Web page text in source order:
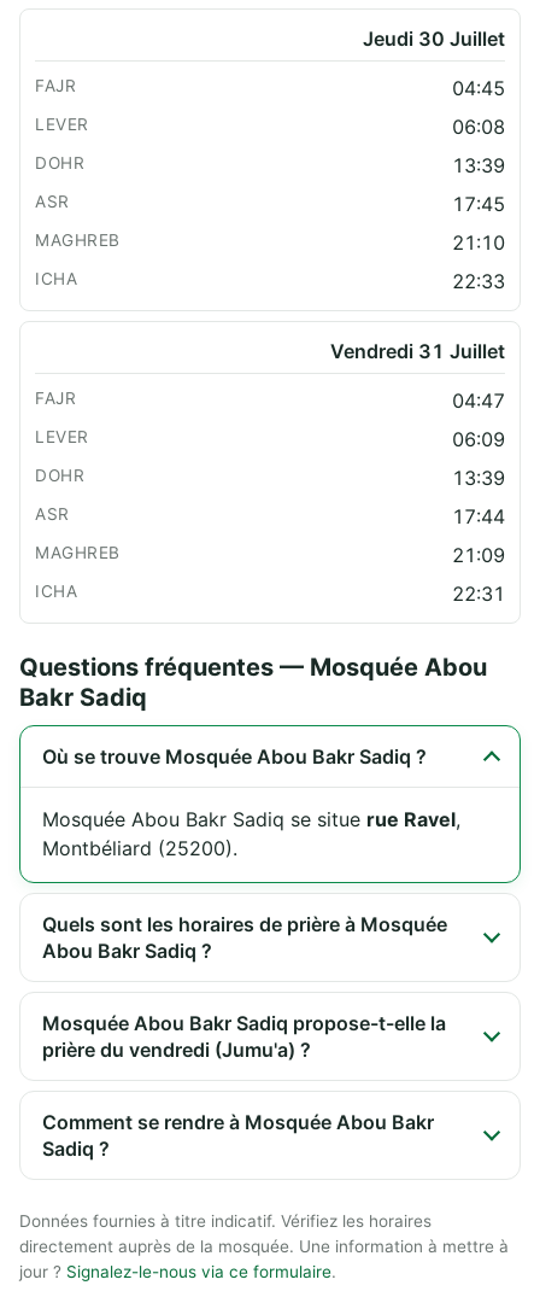
Jeudi 30 Juillet
04:45
06:08
13:39
17:45
21:10
22:33
Vendredi 31 Juillet
04:47
06:09
13:39
17:44
21:09
22:31
Questions fréquentes — Mosquée Abou
Bakr Sadiq
Où se trouve Mosquée Abou Bakr Sadiq ?
Mosquée Abou Bakr Sadiq se situe rue Ravel,
Montbéliard (25200).
Quels sont les horaires de prière à Mosquée
Abou Bakr Sadiq ?
Mosquée Abou Bakr Sadiq propose-t-elle la
prière du vendredi (Jumu'a) ?
Comment se rendre à Mosquée Abou Bakr
Sadiq ?
Données fournies à titre indicatif. Vérifiez les horaires
directement auprès de la mosquée. Une information à mettre à
jour ? Signalez-le-nous via ce formulaire.